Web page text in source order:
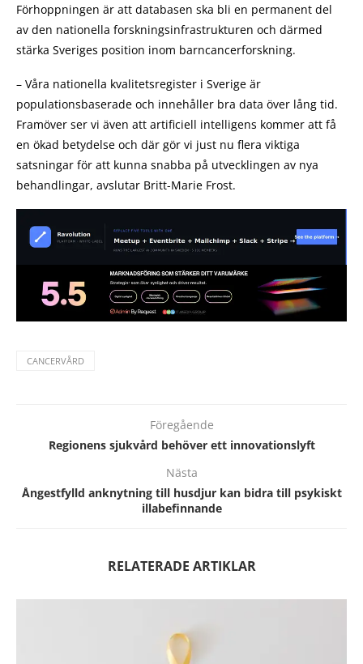
Förhoppningen är att databasen ska bli en permanent del
av den nationella forskningsinfrastrukturen och därmed
stärka Sveriges position inom barncancerforskning.
– Våra nationella kvalitetsregister i Sverige är
populationsbaserade och innehåller bra data över lång tid.
Framöver ser vi även att artificiell intelligens kommer att få
en ökad betydelse och där gör vi just nu flera viktiga
satsningar för att kunna snabba på utvecklingen av nya
behandlingar, avslutar Britt-Marie Frost.
CANCERVÅRD
Föregående
Regionens sjukvård behöver ett innovationslyft
Nästa
Ångestfylld anknytning till husdjur kan bidra till psykiskt
illabefinnande
RELATERADE ARTIKLAR